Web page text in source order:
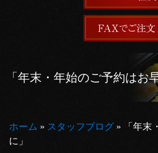
「年末・年始のご予約はお
ホーム » スタッフブログ »
「年
に」